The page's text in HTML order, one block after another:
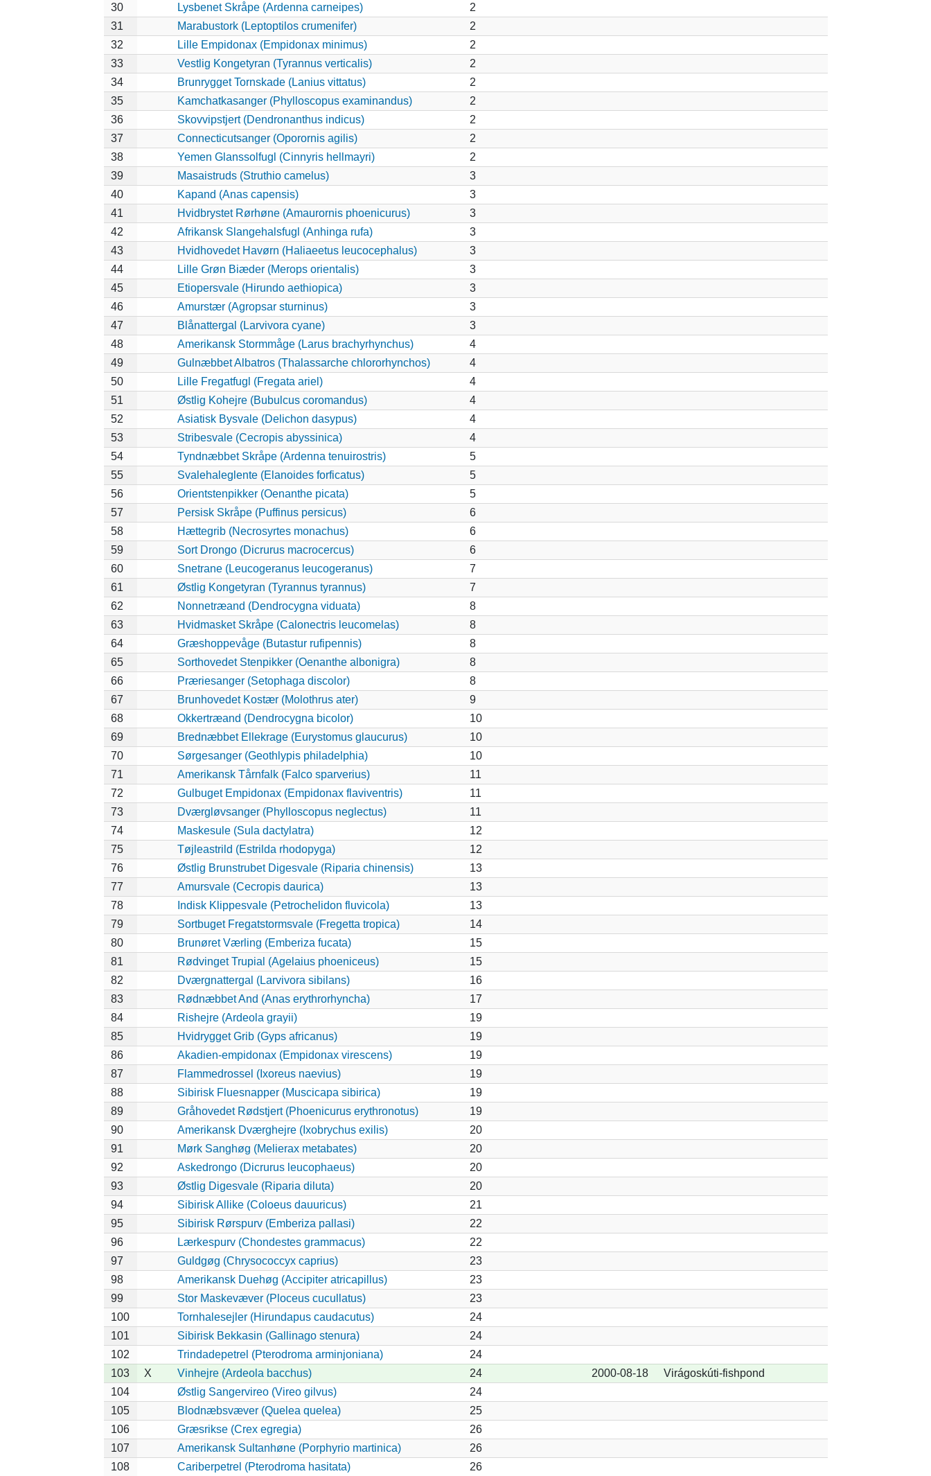
30
Lysbenet Skråpe (Ardenna carneipes)
2
31
Marabustork (Leptoptilos crumenifer)
2
32
Lille Empidonax (Empidonax minimus)
2
33
Vestlig Kongetyran (Tyrannus verticalis)
2
34
Brunrygget Tornskade (Lanius vittatus)
2
35
Kamchatkasanger (Phylloscopus examinandus)
2
36
Skovvipstjert (Dendronanthus indicus)
2
37
Connecticutsanger (Oporornis agilis)
2
38
Yemen Glanssolfugl (Cinnyris hellmayri)
2
39
Masaistruds (Struthio camelus)
3
40
Kapand (Anas capensis)
3
41
Hvidbrystet Rørhøne (Amaurornis phoenicurus)
3
42
Afrikansk Slangehalsfugl (Anhinga rufa)
3
43
Hvidhovedet Havørn (Haliaeetus leucocephalus)
3
44
Lille Grøn Biæder (Merops orientalis)
3
45
Etiopersvale (Hirundo aethiopica)
3
46
Amurstær (Agropsar sturninus)
3
47
Blånattergal (Larvivora cyane)
3
48
Amerikansk Stormmåge (Larus brachyrhynchus)
4
49
Gulnæbbet Albatros (Thalassarche chlororhynchos)
4
50
Lille Fregatfugl (Fregata ariel)
4
51
Østlig Kohejre (Bubulcus coromandus)
4
52
Asiatisk Bysvale (Delichon dasypus)
4
53
Stribesvale (Cecropis abyssinica)
4
54
Tyndnæbbet Skråpe (Ardenna tenuirostris)
5
55
Svalehaleglente (Elanoides forficatus)
5
56
Orientstenpikker (Oenanthe picata)
5
57
Persisk Skråpe (Puffinus persicus)
6
58
Hættegrib (Necrosyrtes monachus)
6
59
Sort Drongo (Dicrurus macrocercus)
6
60
Snetrane (Leucogeranus leucogeranus)
7
61
Østlig Kongetyran (Tyrannus tyrannus)
7
62
Nonnetræand (Dendrocygna viduata)
8
63
Hvidmasket Skråpe (Calonectris leucomelas)
8
64
Græshoppevåge (Butastur rufipennis)
8
65
Sorthovedet Stenpikker (Oenanthe albonigra)
8
66
Præriesanger (Setophaga discolor)
8
67
Brunhovedet Kostær (Molothrus ater)
9
68
Okkertræand (Dendrocygna bicolor)
10
69
Brednæbbet Ellekrage (Eurystomus glaucurus)
10
70
Sørgesanger (Geothlypis philadelphia)
10
71
Amerikansk Tårnfalk (Falco sparverius)
11
72
Gulbuget Empidonax (Empidonax flaviventris)
11
73
Dværgløvsanger (Phylloscopus neglectus)
11
74
Maskesule (Sula dactylatra)
12
75
Tøjleastrild (Estrilda rhodopyga)
12
76
Østlig Brunstrubet Digesvale (Riparia chinensis)
13
77
Amursvale (Cecropis daurica)
13
78
Indisk Klippesvale (Petrochelidon fluvicola)
13
79
Sortbuget Fregatstormsvale (Fregetta tropica)
14
80
Brunøret Værling (Emberiza fucata)
15
81
Rødvinget Trupial (Agelaius phoeniceus)
15
82
Dværgnattergal (Larvivora sibilans)
16
83
Rødnæbbet And (Anas erythrorhyncha)
17
84
Rishejre (Ardeola grayii)
19
85
Hvidrygget Grib (Gyps africanus)
19
86
Akadien-empidonax (Empidonax virescens)
19
87
Flammedrossel (Ixoreus naevius)
19
88
Sibirisk Fluesnapper (Muscicapa sibirica)
19
89
Gråhovedet Rødstjert (Phoenicurus erythronotus)
19
90
Amerikansk Dværghejre (Ixobrychus exilis)
20
91
Mørk Sanghøg (Melierax metabates)
20
92
Askedrongo (Dicrurus leucophaeus)
20
93
Østlig Digesvale (Riparia diluta)
20
94
Sibirisk Allike (Coloeus dauuricus)
21
95
Sibirisk Rørspurv (Emberiza pallasi)
22
96
Lærkespurv (Chondestes grammacus)
22
97
Guldgøg (Chrysococcyx caprius)
23
98
Amerikansk Duehøg (Accipiter atricapillus)
23
99
Stor Maskevæver (Ploceus cucullatus)
23
100
Tornhalesejler (Hirundapus caudacutus)
24
101
Sibirisk Bekkasin (Gallinago stenura)
24
102
Trindadepetrel (Pterodroma arminjoniana)
24
103
X Vinhejre (Ardeola bacchus) 24 2000-08-18
Virágoskúti-fishpond
104
Østlig Sangervireo (Vireo gilvus)
24
105
Blodnæbsvæver (Quelea quelea)
25
106
Græsrikse (Crex egregia)
26
107
Amerikansk Sultanhøne (Porphyrio martinica)
26
108
Cariberpetrel (Pterodroma hasitata) 26